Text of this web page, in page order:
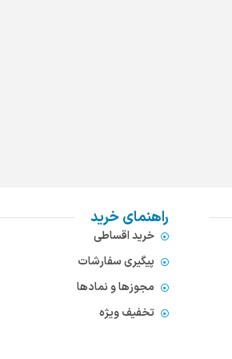
راهنمای خرید
خرید اقساطی
پیگیری سفارشات
مجوزها و نمادها
تخفیف ویژه